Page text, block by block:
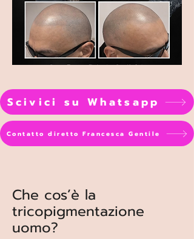
Scivici su Whatsapp
Contatto diretto Francesca Gentile
Che cos’è la
tricopigmentazione
uomo?